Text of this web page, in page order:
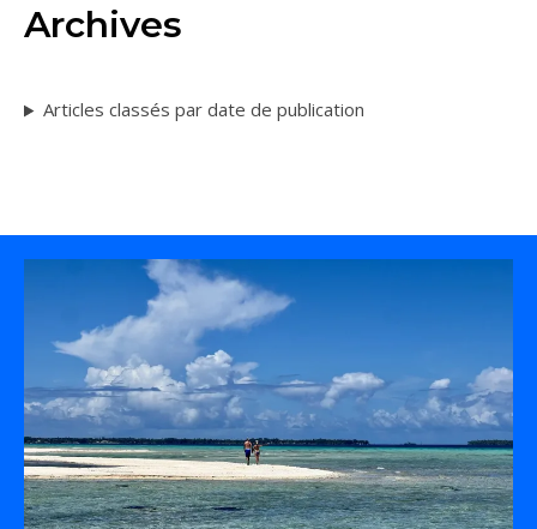
+689 89 53 03 62
titi@tahiti-pratique.com